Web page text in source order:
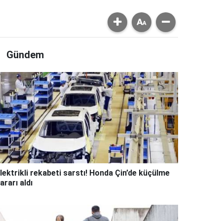
Gündem
rekabeti sarstı! Honda Çin’de küçülme
aldı